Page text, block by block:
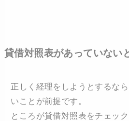
貸借対照表があっていない
正しく経理をしようとするな
いことが前提です。
ところが貸借対照表をチェッ